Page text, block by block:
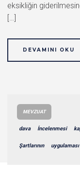
eksikliğin
[…]
DEVAMINI OKU
MEVZUAT
dava İncelenmesi
Şartlarının uygulaması